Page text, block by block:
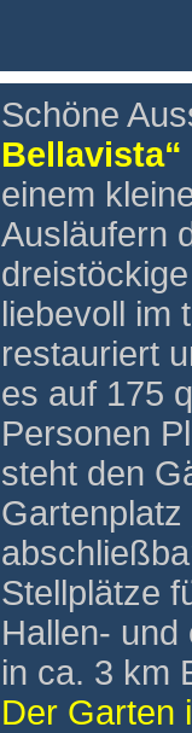
Schöne
Bellavista“
einem
Ausläufern
liebevoll im
restauriert
es auf 175
Personen
steht den
Stellplätze
Hallen- und
in ca. 3 km
Der Garten